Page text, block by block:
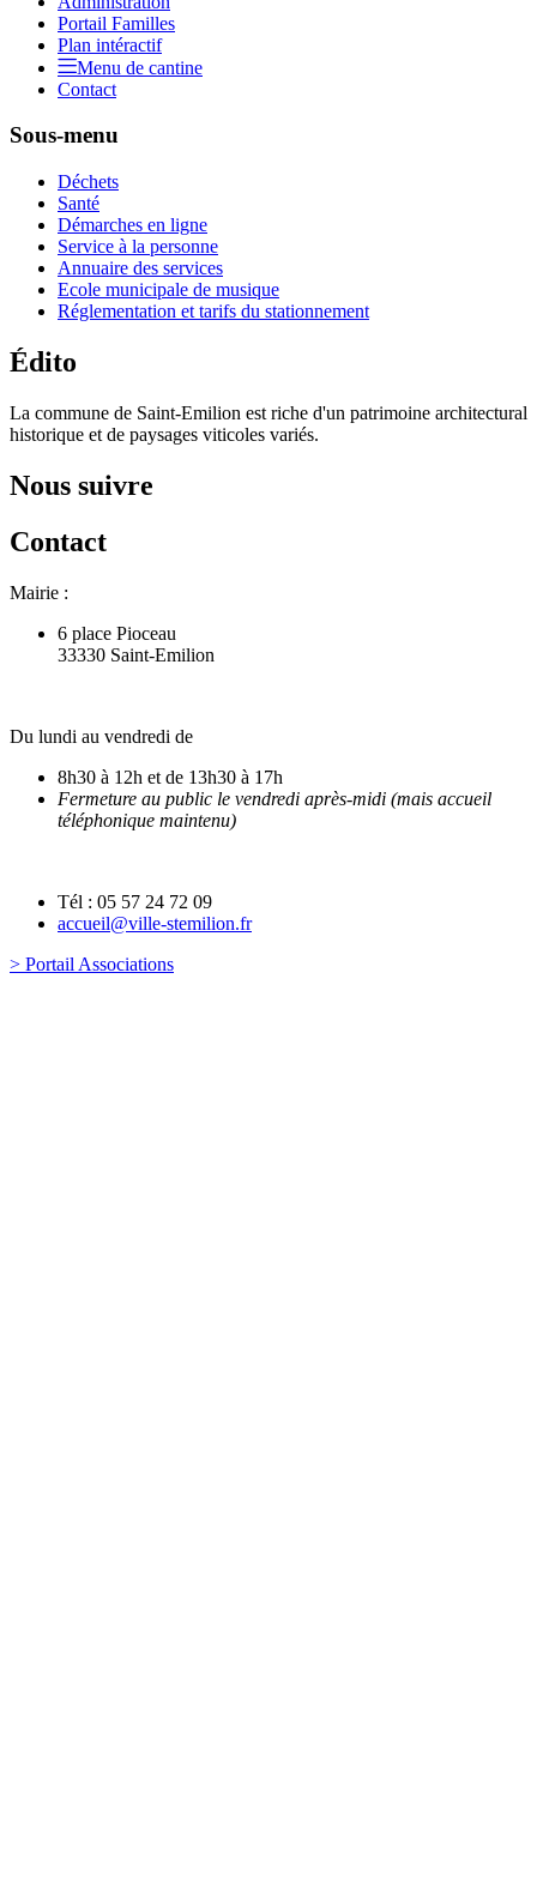
Portail Familles
Plan intéractif
Menu de cantine
Contact
Sous-menu
Déchets
Santé
Démarches en ligne
Service à la personne
Annuaire des services
Ecole municipale de musique
Réglementation et tarifs du stationnement
Édito
La commune de Saint-Emilion est riche d'un patrimoine architectural
historique et de paysages viticoles variés.
Nous suivre
Contact
Mairie :
6 place Pioceau
33330 Saint-Emilion
Du lundi au vendredi de
8h30 à 12h et de 13h30 à 17h
Fermeture au public le vendredi après-midi (mais accueil
téléphonique maintenu)
Tél : 05 57 24 72 09
accueil@ville-stemilion.fr
> Portail Associations